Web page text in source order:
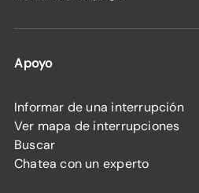
Apoyo
Informar de una interrupción
Ver mapa de interrupciones
Buscar
Chatea con un experto